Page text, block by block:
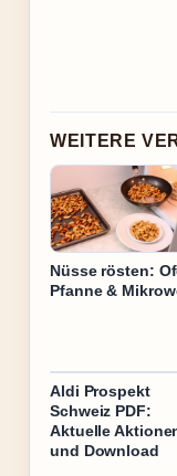
WEITERE
Nüsse rösten:
Pfanne &
Aldi Prospekt
Schweiz PDF:
Aktuelle
und Download